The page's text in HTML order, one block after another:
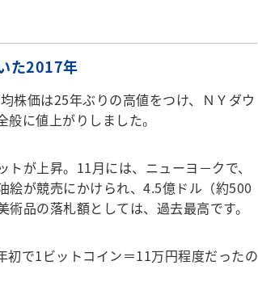
た2017年
株価は25年ぶりの高値をつけ、ＮＹダウ
に値上がりしました。
が上昇。11月には、ニューヨ－クで、
絵が競売にかけられ、4.5億ドル（約500
品の落札額としては、過去最高です。
で1ビットコイン＝11万円程度だったの